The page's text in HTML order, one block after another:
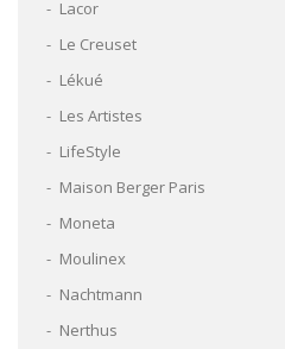
Lacor
Le Creuset
Lékué
Les Artistes
LifeStyle
Maison Berger Paris
Moneta
Moulinex
Nachtmann
Nerthus